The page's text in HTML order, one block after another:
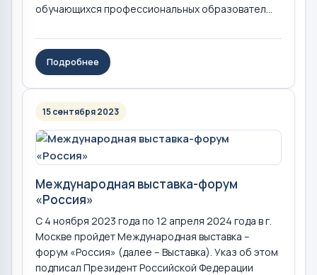
обучающихся профессиональных образовател...
Подробнее
15 сентября 2023
Международная выставка-форум
«Россия»
С 4 ноября 2023 года по 12 апреля 2024 года в г.
Москве пройдет Международная выставка –
форум «Россия» (далее – Выставка). Указ об этом
подписал Президент Российской Федерации